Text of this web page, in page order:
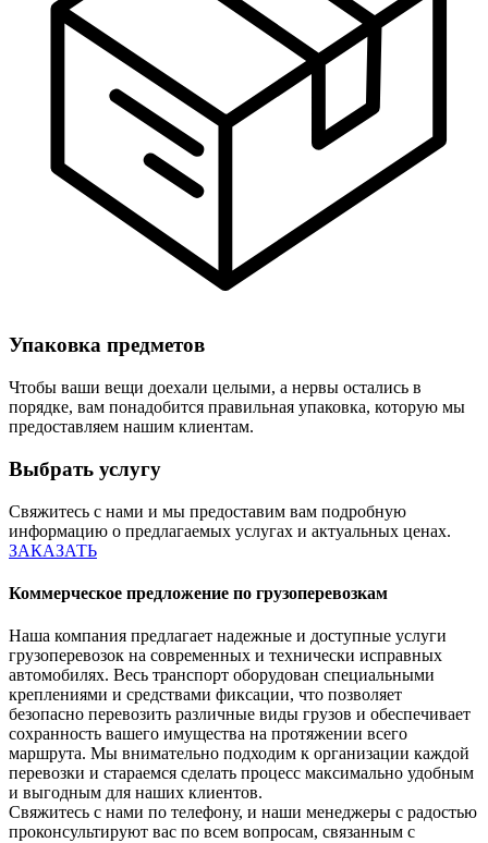
Упаковка предметов
Чтобы ваши вещи доехали целыми, а нервы остались в
порядке, вам понадобится правильная упаковка, которую мы
предоставляем нашим клиентам.
Выбрать услугу
Свяжитесь с нами и мы предоставим вам подробную
информацию о предлагаемых услугах и актуальных ценах.
ЗАКАЗАТЬ
Коммерческое предложение по грузоперевозкам
Наша компания предлагает надежные и доступные услуги
грузоперевозок на современных и технически исправных
автомобилях. Весь транспорт оборудован специальными
креплениями и средствами фиксации, что позволяет
безопасно перевозить различные виды грузов и обеспечивает
сохранность вашего имущества на протяжении всего
маршрута. Мы внимательно подходим к организации каждой
перевозки и стараемся сделать процесс максимально удобным
и выгодным для наших клиентов.
Свяжитесь с нами по телефону, и наши менеджеры с радостью
проконсультируют вас по всем вопросам, связанным с